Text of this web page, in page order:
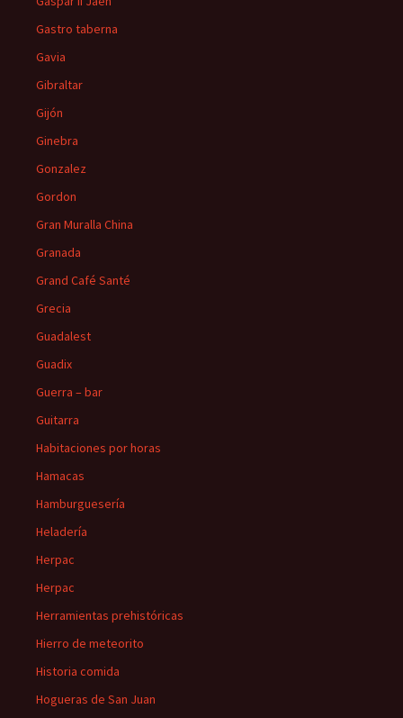
Gastro taberna
Gavia
Gibraltar
Gijón
Ginebra
Gonzalez
Gordon
Gran Muralla China
Granada
Grand Café Santé
Grecia
Guadalest
Guadix
Guerra – bar
Guitarra
Habitaciones por horas
Hamacas
Hamburguesería
Heladería
Herpac
Herpac
Herramientas prehistóricas
Hierro de meteorito
Historia comida
Hogueras de San Juan